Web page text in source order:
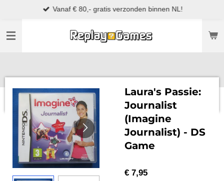
naar
Vanaf € 80,- gratis verzonden binnen NL!
Laura's Passie:
Journalist
(Imagine
Journalist) - DS
Game
€ 7,95